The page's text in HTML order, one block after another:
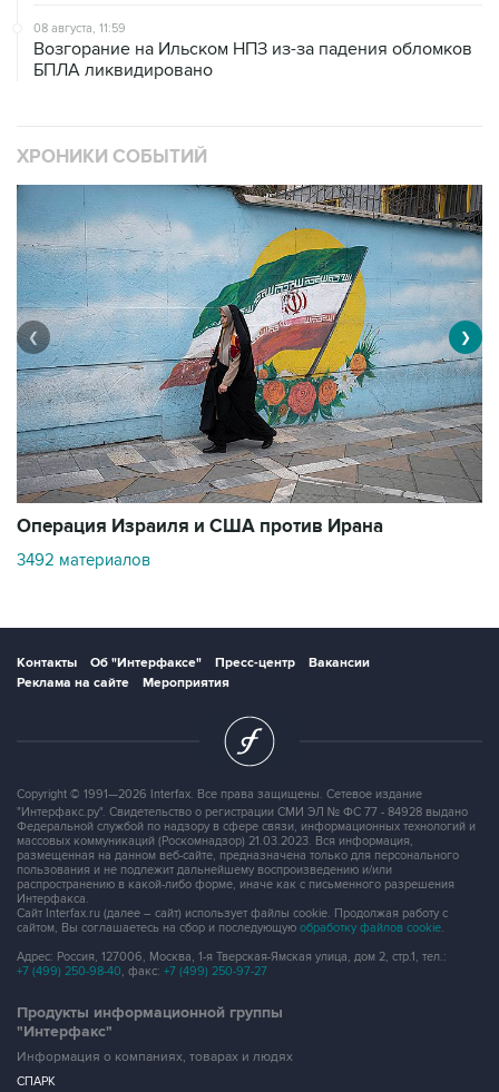
08 августа, 11:59
Возгорание на Ильском НПЗ из-за падения обломков
БПЛА ликвидировано
ХРОНИКИ СОБЫТИЙ
Операция Израиля и США против Ирана
3492 материалов
❮ ❯
Контакты Об "Интерфаксе" Пресс-центр
Вакансии
Реклама на сайте
Мероприятия
Copyright © 1991—2026 Interfax. Все права защищены. Сетевое издание
"Интерфакс.ру". Свидетельство о регистрации СМИ ЭЛ № ФС 77 - 84928 выдано
Федеральной службой по надзору в сфере связи, информационных технологий и
массовых коммуникаций (Роскомнадзор) 21.03.2023. Вся информация,
размещенная на данном веб-сайте, предназначена только для персонального
пользования и не подлежит дальнейшему воспроизведению и/или
распространению в какой-либо форме, иначе как с письменного разрешения
Интерфакса.
Сайт Interfax.ru (далее – сайт) использует файлы cookie. Продолжая работу с
сайтом, Вы соглашаетесь на сбор и последующую обработку файлов cookie.
Адрес: Россия, 127006, Москва, 1-я Тверская-Ямская улица, дом 2, стр.1, тел.:
+7 (499) 250-98-40, факс: +7 (499) 250-97-27
Продукты информационной группы
"Интерфакс"
Информация о компаниях, товарах и людях
СПАРК